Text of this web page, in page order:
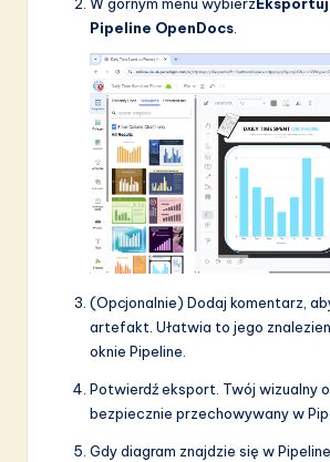
Pipeline OpenDocs
(Opcjonalnie) Dodaj komentarz,
artefakt. Ułatwia to jego
oknie Pipeline.
Potwierdź eksport. Twój wizualny
bezpiecznie przechowywany w
Gdy diagram znajdzie się w